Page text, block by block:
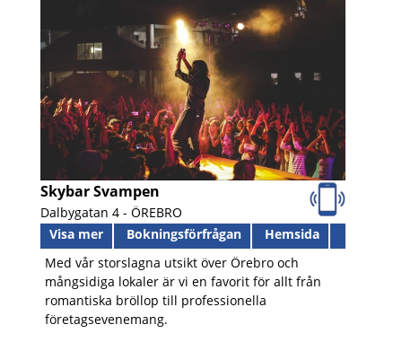
Skybar Svampen
Dalbygatan 4 - ÖREBRO
Visa mer
Bokningsförfrågan
Hemsida
Med vår storslagna utsikt över Örebro och
mångsidiga lokaler är vi en favorit för allt från
romantiska bröllop till professionella
företagsevenemang.